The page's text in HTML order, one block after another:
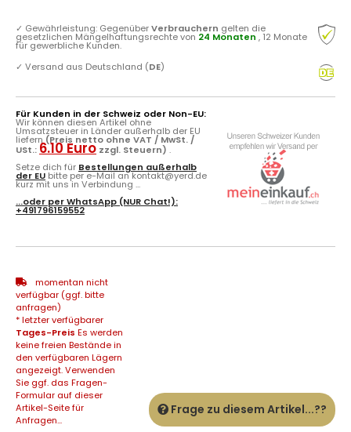
✓ Gewährleistung: GegenüberVerbrauchern gelten die
gesetzlichen Mängelhaftungsrechte von 24 Monaten , 12 Monate
für gewerbliche Kunden.
✓ Versand aus Deutschland (DE)
Für Kunden in der Schweiz oder Non-EU:
Wir können diesen Artikel ohne
Umsatzsteuer in Länder außerhalb der EU
liefern(Preis netto ohne VAT / MwSt. /
USt.: 6.10 Euro zzgl. Steuern) .
Setze dich für Bestellungen außerhalb
der EU bitte per e-Mail an kontakt@yerd.de
kurz mit uns in Verbindung ...
...oder perWhatsApp (NUR Chat!):
+491796159552
momentan nicht
verfügbar (ggf. bitte
anfragen)
* letzter verfügbarer
Tages-Preis Es werden
keine freien Bestände in
den verfügbaren Lägern
angezeigt. Verwenden
Sie ggf. das Fragen-
Formular auf dieser
Artikel-Seite für
Anfragen...
Frage zu diesem Artikel...??